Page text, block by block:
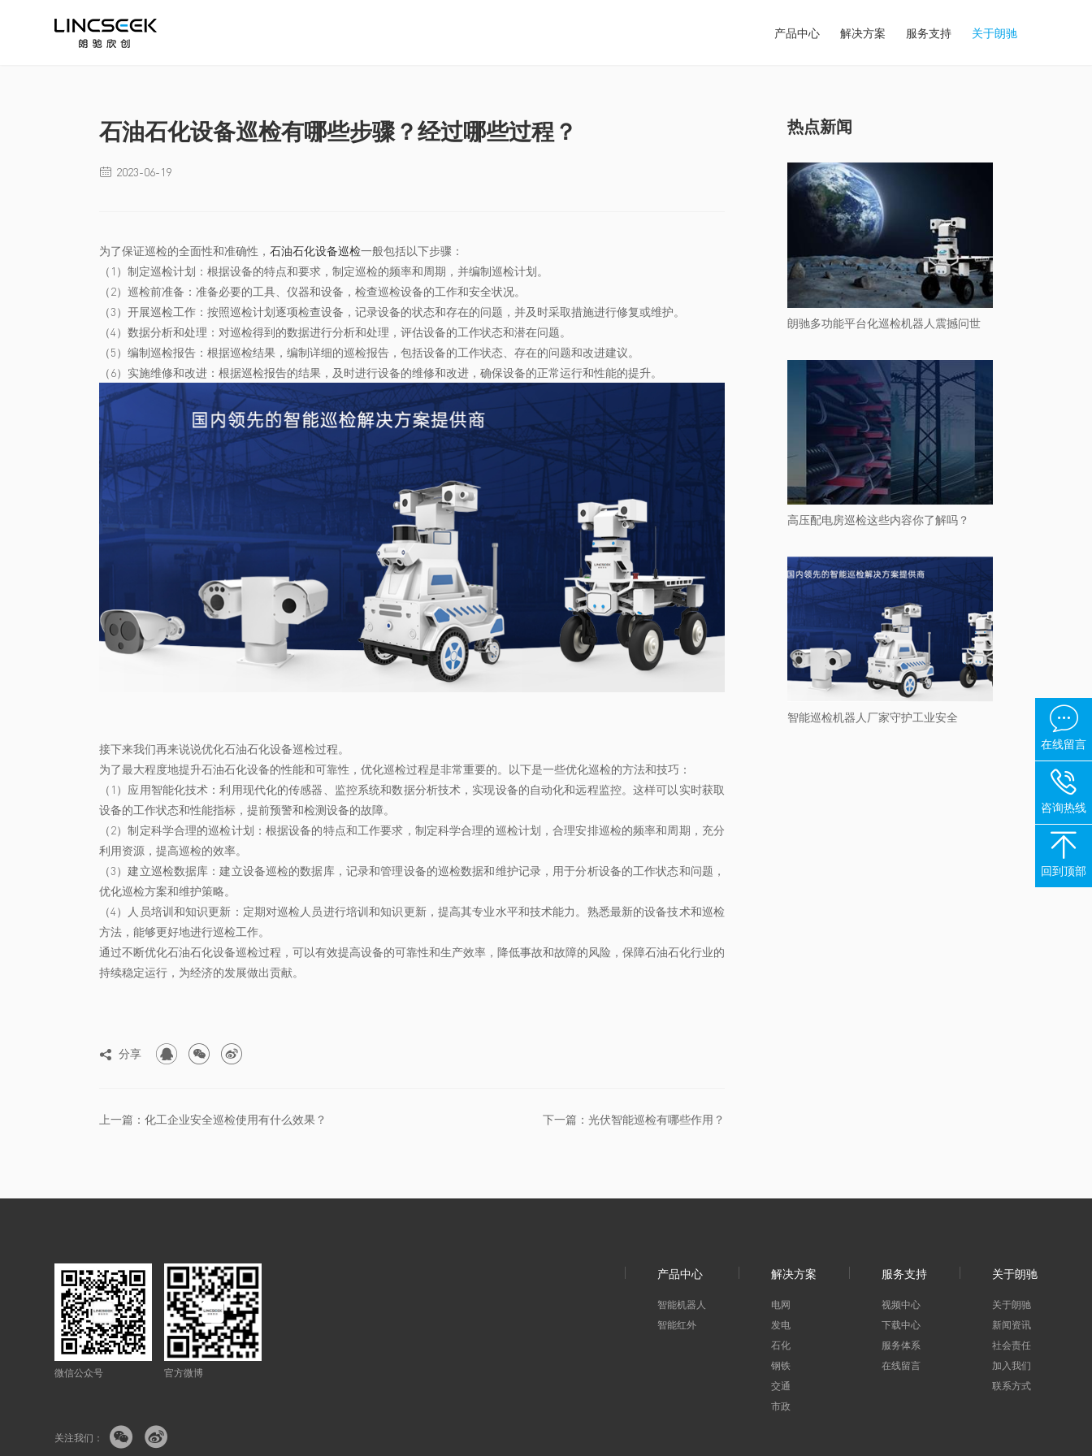
产品中心 解决方案 服务支持 关于朗驰
石油石化设备巡检有哪些步骤？经过哪些过程？
 2023-06-19
为了保证巡检的全面性和准确性， 石油石化设备巡检一般包括以下步骤：
（1）制定巡检计划：根据设备的特点和要求，制定巡检的频率和周期，并编制巡检计划。
（2）巡检前准备：准备必要的工具、仪器和设备，检查巡检设备的工作和安全状况。
（3）开展巡检工作：按照巡检计划逐项检查设备，记录设备的状态和存在的问题，并及时采取措施进行修复或维护。
（4）数据分析和处理：对巡检得到的数据进行分析和处理，评估设备的工作状态和潜在问题。
（5）编制巡检报告：根据巡检结果，编制详细的巡检报告，包括设备的工作状态、存在的问题和改进建议。
（6）实施维修和改进：根据巡检报告的结果，及时进行设备的维修和改进，确保设备的正常运行和性能的提升。
接下来我们再来说说优化石油石化设备巡检过程。
为了最大程度地提升石油石化设备的性能和可靠性，优化巡检过程是非常重要的。以下是一些优化巡检的方法和技巧：
（1）应用智能化技术：利用现代化的传感器、监控系统和数据分析技术，实现设备的自动化和远程监控。这样可以实时获取
设备的工作状态和性能指标，提前预警和检测设备的故障。
（2）制定科学合理的巡检计划：根据设备的特点和工作要求，制定科学合理的巡检计划，合理安排巡检的频率和周期，充分
利用资源，提高巡检的效率。
（3）建立巡检数据库：建立设备巡检的数据库，记录和管理设备的巡检数据和维护记录，用于分析设备的工作状态和问题，
优化巡检方案和维护策略。
（4）人员培训和知识更新：定期对巡检人员进行培训和知识更新，提高其专业水平和技术能力。熟悉最新的设备技术和巡检
方法，能够更好地进行巡检工作。
通过不断优化石油石化设备巡检过程，可以有效提高设备的可靠性和生产效率，降低事故和故障的风险，保障石油石化行业的
持续稳定运行，为经济的发展做出贡献。
 分享   
上一篇：化工企业安全巡检使用有什么效果？ 下一篇：光伏智能巡检有哪些作用？
热点新闻
朗驰多功能平台化巡检机器人震撼问世
高压配电房巡检这些内容你了解吗？
智能巡检机器人厂家守护工业安全
微信公众号 官方微博
关注我们：  
产品中心
智能机器人
智能红外
解决方案
电网
发电
石化
钢铁
交通
市政
服务支持
视频中心
下载中心
服务体系
在线留言
关于朗驰
关于朗驰
新闻资讯
社会责任
加入我们
联系方式

在线留言

咨询热线

回到顶部